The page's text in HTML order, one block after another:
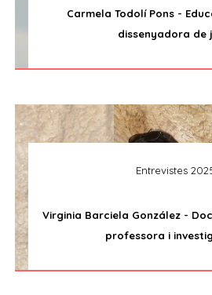
Carmela Todolí Pons -
dissenyadora de
Entrevistes
Virginia Barciela González -
professora i